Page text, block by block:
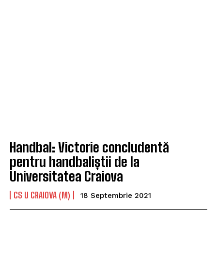
Handbal: Victorie concludentă
pentru handbaliștii de la
Universitatea Craiova
CS U CRAIOVA (M) 18 Septembrie 2021